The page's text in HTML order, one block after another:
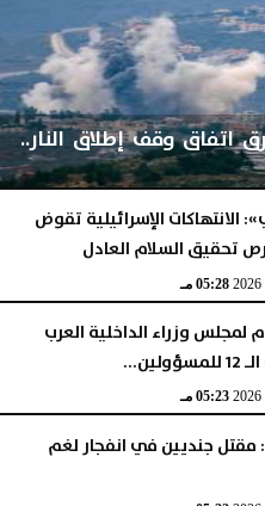
اتفاق وقف إطلاق النار..
الانتهاكات الإسرائيلية تقوض
تحقيق السلام العادل
05:28 مـ
لمجلس وزراء الداخلية العرب
05:23 مـ
مقتل جنديين في انفجار لغم